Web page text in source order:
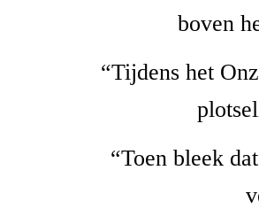
boven
“Tijdens het
“Toen bleek